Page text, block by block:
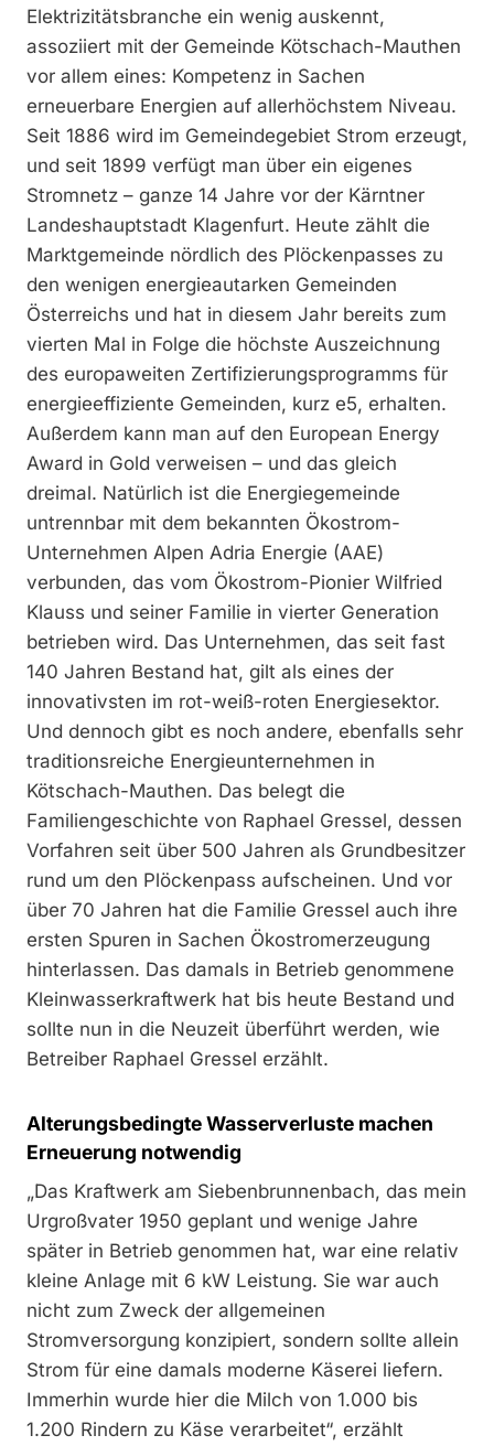
Elektrizitätsbranche ein wenig auskennt,
assoziiert mit der Gemeinde Kötschach-Mauthen
vor allem eines: Kompetenz in Sachen
erneuerbare Energien auf allerhöchstem Niveau.
Seit 1886 wird im Gemeindegebiet Strom erzeugt,
und seit 1899 verfügt man über ein eigenes
Stromnetz – ganze 14 Jahre vor der Kärntner
Landeshauptstadt Klagenfurt. Heute zählt die
Marktgemeinde nördlich des Plöckenpasses zu
den wenigen energieautarken Gemeinden
Österreichs und hat in diesem Jahr bereits zum
vierten Mal in Folge die höchste Auszeichnung
des europaweiten Zertifizierungsprogramms für
energieeffiziente Gemeinden, kurz e5, erhalten.
Außerdem kann man auf den European Energy
Award in Gold verweisen – und das gleich
dreimal. Natürlich ist die Energiegemeinde
untrennbar mit dem bekannten Ökostrom-
Unternehmen Alpen Adria Energie (AAE)
verbunden, das vom Ökostrom-Pionier Wilfried
Klauss und seiner Familie in vierter Generation
betrieben wird. Das Unternehmen, das seit fast
140 Jahren Bestand hat, gilt als eines der
innovativsten im rot-weiß-roten Energiesektor.
Und dennoch gibt es noch andere, ebenfalls sehr
traditionsreiche Energieunternehmen in
Kötschach-Mauthen. Das belegt die
Familiengeschichte von Raphael Gressel, dessen
Vorfahren seit über 500 Jahren als Grundbesitzer
rund um den Plöckenpass aufscheinen. Und vor
über 70 Jahren hat die Familie Gressel auch ihre
ersten Spuren in Sachen Ökostromerzeugung
hinterlassen. Das damals in Betrieb genommene
Kleinwasserkraftwerk hat bis heute Bestand und
sollte nun in die Neuzeit überführt werden, wie
Betreiber Raphael Gressel erzählt.
Alterungsbedingte Wasserverluste machen
Erneuerung notwendig
„Das Kraftwerk am Siebenbrunnenbach, das mein
Urgroßvater 1950 geplant und wenige Jahre
später in Betrieb genommen hat, war eine relativ
kleine Anlage mit 6 kW Leistung. Sie war auch
nicht zum Zweck der allgemeinen
Stromversorgung konzipiert, sondern sollte allein
Strom für eine damals moderne Käserei liefern.
Immerhin wurde hier die Milch von 1.000 bis
1.200 Rindern zu Käse verarbeitet“, erzählt